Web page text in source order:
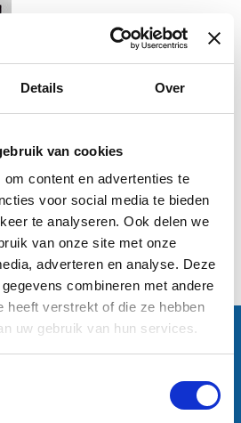
Details Over
van cookies
content en advertenties te
voor social media te bieden
te analyseren. Ook delen we
van onze site met onze
adverteren en analyse. Deze
combineren met andere
heeft verstrekt of die ze hebben
uw gebruik van hun services.
1